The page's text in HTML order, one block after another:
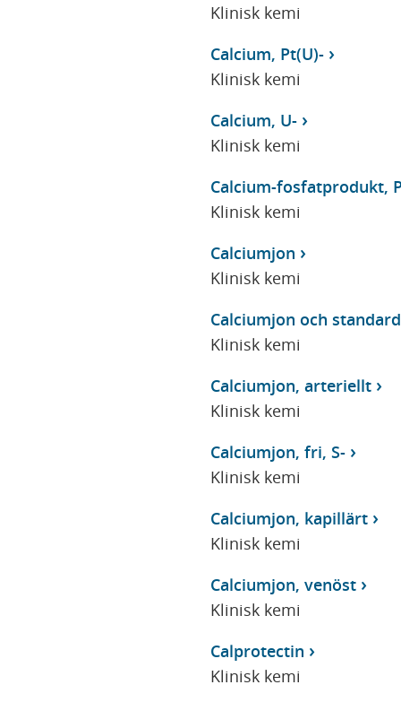
Klinisk kemi
Calcium, Pt(U)-
Klinisk kemi
Calcium, U-
Klinisk kemi
Calcium-fosfatprodukt,
Klinisk kemi
Calciumjon
Klinisk kemi
Calciumjon och
Klinisk kemi
Calciumjon, arteriellt
Klinisk kemi
Calciumjon, fri, S-
Klinisk kemi
Calciumjon, kapillärt
Klinisk kemi
Calciumjon, venöst
Klinisk kemi
Calprotectin
Klinisk kemi